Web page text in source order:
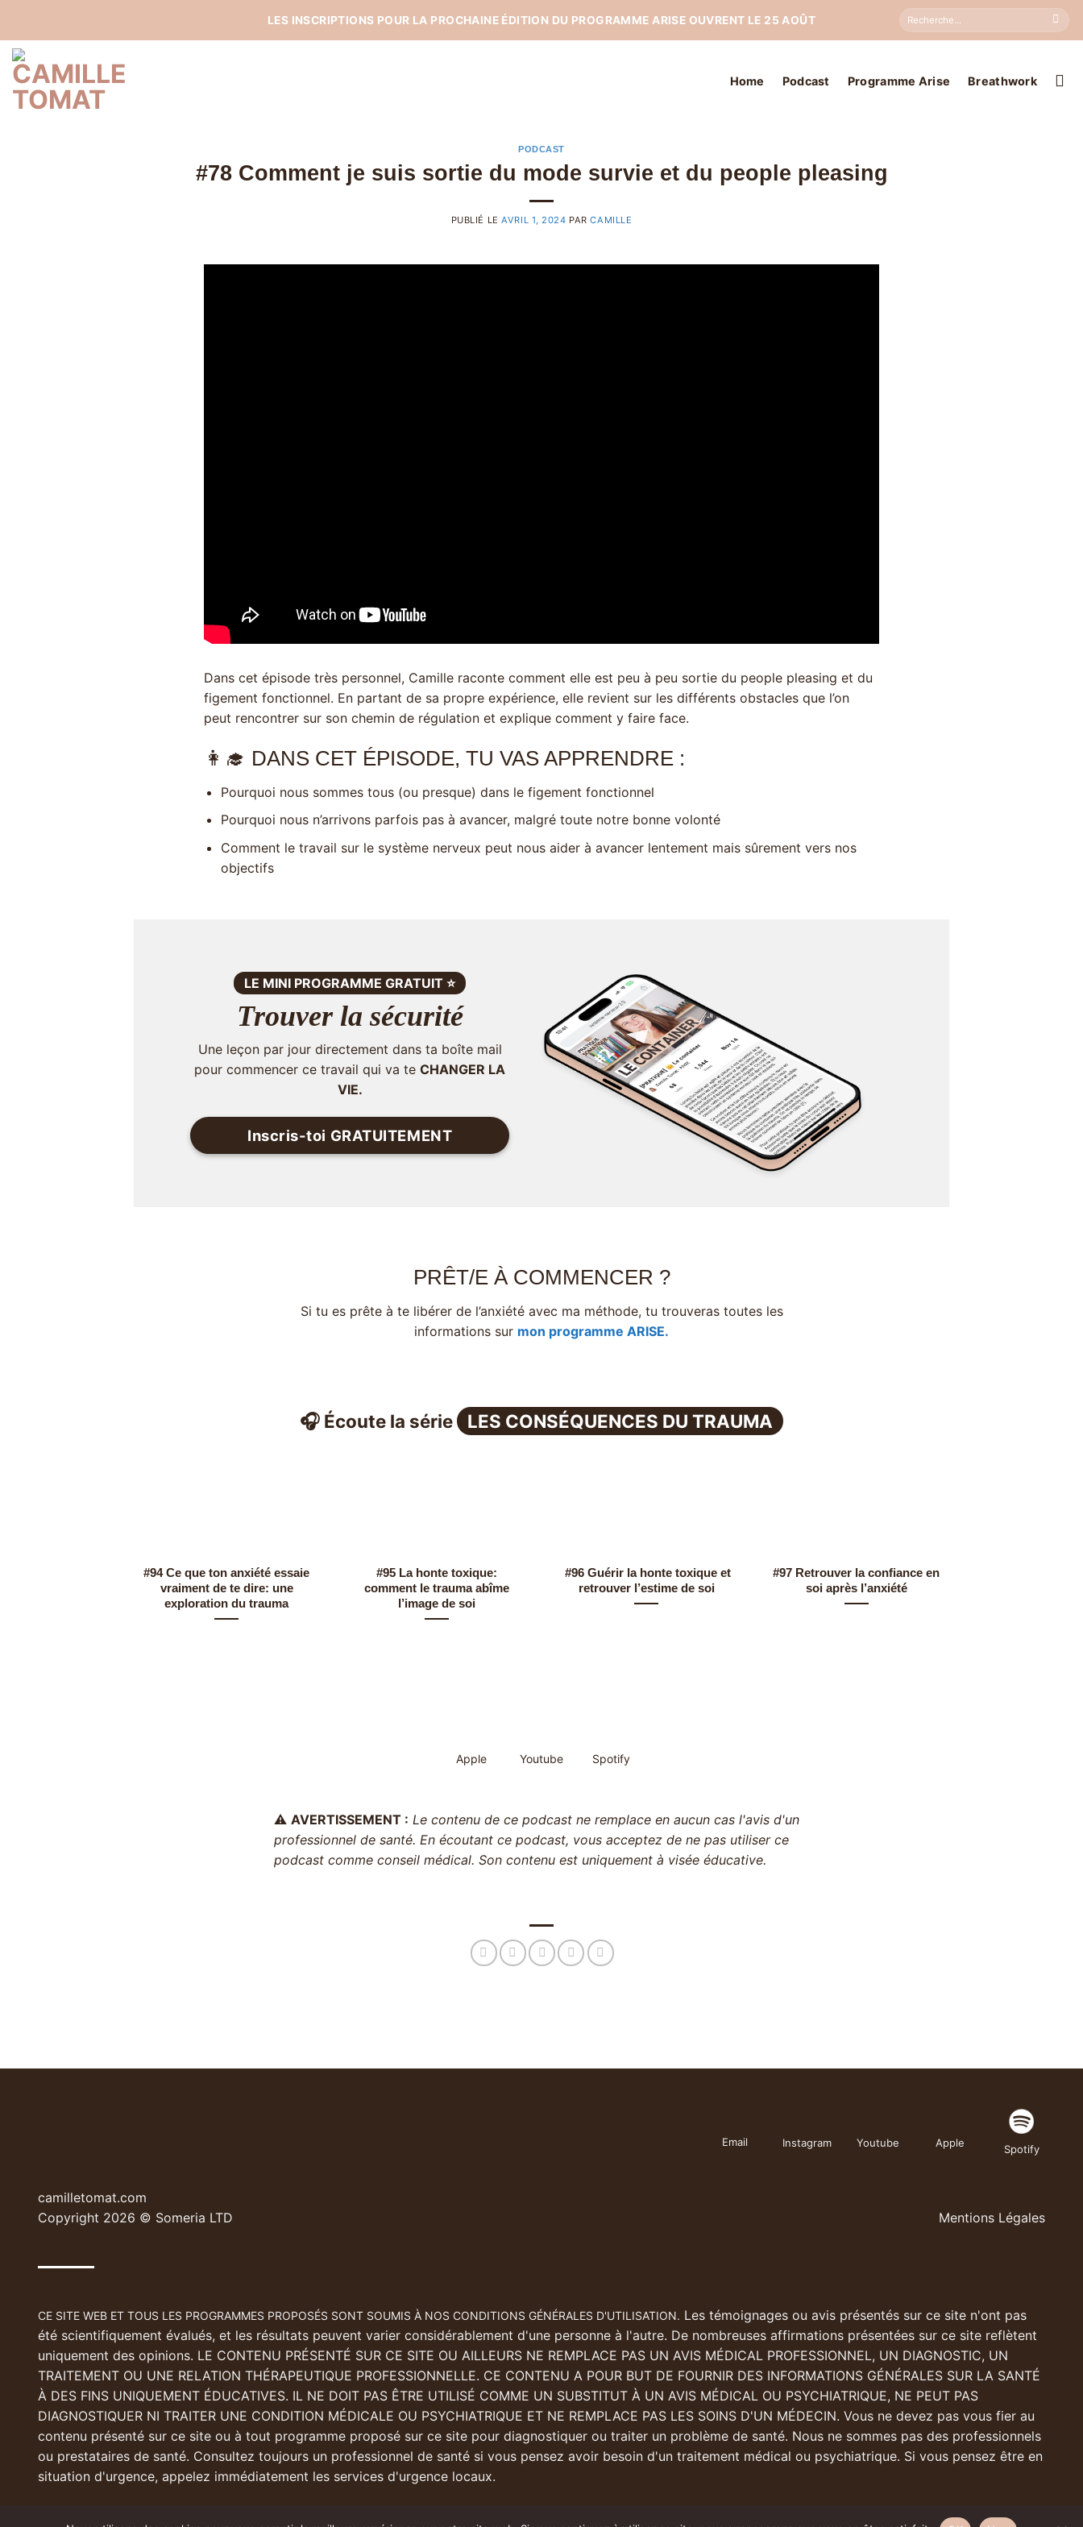
contenu
LES INSCRIPTIONS POUR LA PROCHAINE ÉDITION DU PROGRAMME ARISE OUVRENT LE 25 AOÛT
Search
Home Podcast Programme Arise Breathwork
PODCAST
#78 Comment je suis sortie du mode survie et du people pleasing
PUBLIÉ LEAVRIL 1, 2024 PARCAMILLE
Dans cet épisode très personnel, Camille raconte comment elle est peu à peu sortie du people pleasing et du
figement fonctionnel. En partant de sa propre expérience, elle revient sur les différents obstacles que l’on
peut rencontrer sur son chemin de régulation et explique comment y faire face.
👩‍🎓 DANS CET ÉPISODE, TU VAS APPRENDRE :
Pourquoi nous sommes tous (ou presque) dans le figement fonctionnel
Pourquoi nous n’arrivons parfois pas à avancer, malgré toute notre bonne volonté
Comment le travail sur le système nerveux peut nous aider à avancer lentement mais sûrement vers nos
objectifs
LE MINI PROGRAMME GRATUIT ⭐️
Trouver la sécurité
Une leçon par jour directement dans ta boîte mail
pour commencer ce travail qui va teCHANGER LA
VIE.
Inscris-toi GRATUITEMENT
PRÊT/E À COMMENCER ?
Si tu es prête à te libérer de l’anxiété avec ma méthode, tu trouveras toutes les
informations sur mon programme ARISE.
🎧 Écoute la série LES CONSÉQUENCES DU TRAUMA
#94 Ce que ton anxiété essaie
vraiment de te dire: une
exploration du trauma
#95 La honte toxique:
comment le trauma abîme
l’image de soi
#96 Guérir la honte toxique et
retrouver l’estime de soi
#97 Retrouver la confiance en
soi après l’anxiété
Apple Youtube Spotify
⚠️ AVERTISSEMENT : Le contenu de ce podcast ne remplace en aucun cas l'avis d'un
professionnel de santé. En écoutant ce podcast, vous acceptez de ne pas utiliser ce
podcast comme conseil médical. Son contenu est uniquement à visée éducative.
Email Instagram Youtube Apple
Spotify
camilletomat.com
Copyright 2026 © Someria LTD
Mentions Légales
CE SITE WEB ET TOUS LES PROGRAMMES PROPOSÉS SONT SOUMIS À NOS CONDITIONS GÉNÉRALES D'UTILISATION. Les témoignages ou avis présentés sur ce site n'ont pas
été scientifiquement évalués, et les résultats peuvent varier considérablement d'une personne à l'autre. De nombreuses affirmations présentées sur ce site reflètent
uniquement des opinions. LE CONTENU PRÉSENTÉ SUR CE SITE OU AILLEURS NE REMPLACE PAS UN AVIS MÉDICAL PROFESSIONNEL, UN DIAGNOSTIC, UN
TRAITEMENT OU UNE RELATION THÉRAPEUTIQUE PROFESSIONNELLE. CE CONTENU A POUR BUT DE FOURNIR DES INFORMATIONS GÉNÉRALES SUR LA SANTÉ
À DES FINS UNIQUEMENT ÉDUCATIVES. IL NE DOIT PAS ÊTRE UTILISÉ COMME UN SUBSTITUT À UN AVIS MÉDICAL OU PSYCHIATRIQUE, NE PEUT PAS
DIAGNOSTIQUER NI TRAITER UNE CONDITION MÉDICALE OU PSYCHIATRIQUE ET NE REMPLACE PAS LES SOINS D'UN MÉDECIN. Vous ne devez pas vous fier au
contenu présenté sur ce site ou à tout programme proposé sur ce site pour diagnostiquer ou traiter un problème de santé. Nous ne sommes pas des professionnels
ou prestataires de santé. Consultez toujours un professionnel de santé si vous pensez avoir besoin d'un traitement médical ou psychiatrique. Si vous pensez être en
situation d'urgence, appelez immédiatement les services d'urgence locaux.